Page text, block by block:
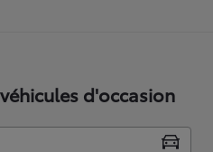
d'occasion